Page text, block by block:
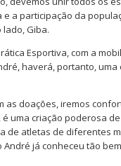
a participação da
Giba.
Esportiva, com a
haverá, portanto,
as doações, iremos
uma criação poderosa
de atletas de diferentes
já conheceu tão